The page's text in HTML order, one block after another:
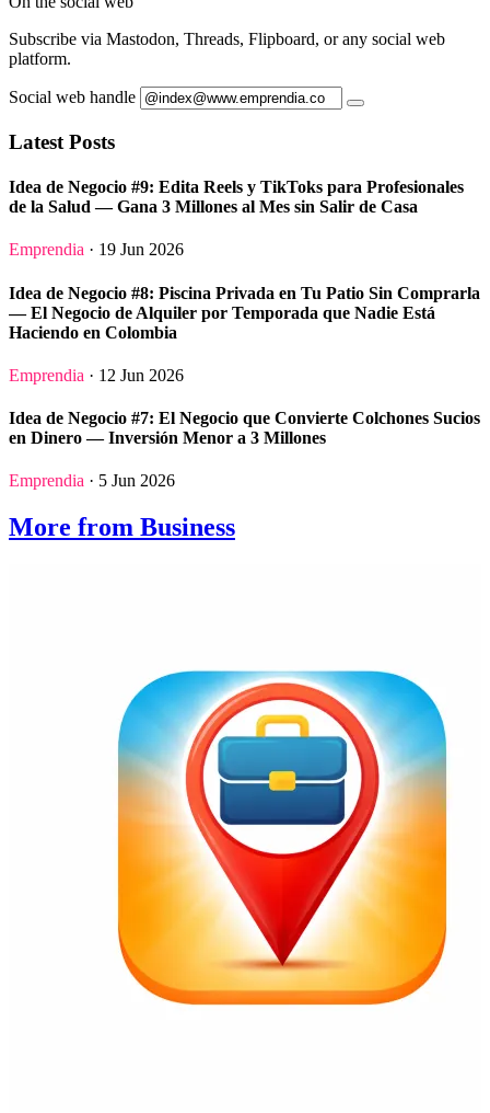
Subscribe via Mastodon, Threads, Flipboard, or any social web
platform.
Social web handle
Latest Posts
Idea de Negocio #9: Edita Reels y TikToks para Profesionales
de la Salud — Gana 3 Millones al Mes sin Salir de Casa
Emprendia · 19 Jun 2026
Idea de Negocio #8: Piscina Privada en Tu Patio Sin Comprarla
— El Negocio de Alquiler por Temporada que Nadie Está
Haciendo en Colombia
Emprendia · 12 Jun 2026
Idea de Negocio #7: El Negocio que Convierte Colchones Sucios
en Dinero — Inversión Menor a 3 Millones
Emprendia · 5 Jun 2026
More from Business